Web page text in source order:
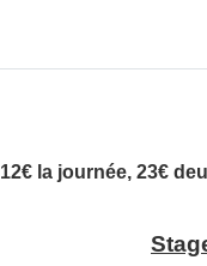
12€ la journée, 23€